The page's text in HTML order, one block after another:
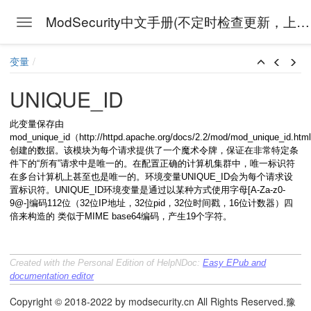
Toggle navigation ModSecurity中文手册(不定时检查更新，上次检查时间:
变量
UNIQUE_ID
此变量保存由
mod_unique_id（http://httpd.apache.org/docs/2.2/mod/
创建的数据。该模块为每个请求提供了一个魔术令牌，保证在非常特定条
件下的“所有”请求中是唯一的。在配置正确的计算机集群中，唯一标识符
在多台计算机上甚至也是唯一的。环境变量UNIQUE_ID会为每个请求设
置标识符。UNIQUE_ID环境变量是通过以某种方式使用字母[A-Za-z0-
9@-]编码112位（32位IP地址，32位pid，32位时间戳，16位计数器）四
倍来构造的 类似于MIME base64编码，产生19个字符。
Created with the Personal Edition of HelpNDoc: Easy EPub and
documentation editor
Copyright © 2018-2022 by modsecurity.cn All Rights Reserved.豫